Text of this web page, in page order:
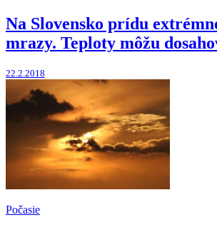
Na Slovensko prídu
mrazy. Teploty môžu
22.2.2018
Počasie